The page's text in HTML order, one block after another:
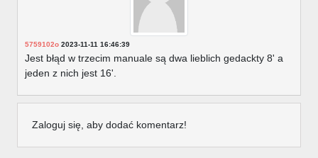
5759102o 2023-11-11 16:46:39
Jest błąd w trzecim manuale są dwa lieblich gedackty 8' a
jeden z nich jest 16'.
Zaloguj się, aby dodać komentarz!